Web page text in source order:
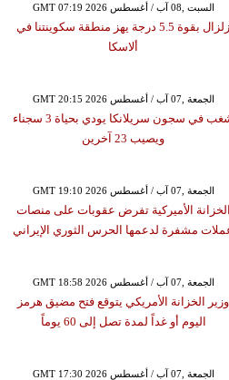
GMT 07:19 2026 السبت ,08 آب / أغسطس
زلزال بقوة 5.5 درجة يهز منطقة سكوينتنا في
ألاسكا
GMT 20:15 2026 الجمعة ,07 آب / أغسطس
شغب في سجون سريلانكا يودي بحياة 3 سجناء
ويصيب 23 آخرين
GMT 19:10 2026 الجمعة ,07 آب / أغسطس
الخزانة الأميركية تفرض عقوبات على منصات
مشفرة لدعمها الحرس الثوري الإيراني
GMT 18:58 2026 الجمعة ,07 آب / أغسطس
وزير الخزانة الأمريكي يتوقع فتح مضيق هرمز
اليوم أو غداً لمدة تصل إلى 60 يوماً
GMT 17:30 2026 الجمعة ,07 آب / أغسطس